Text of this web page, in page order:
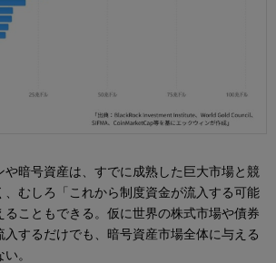
暗号資産は、すでに成熟した巨大市場と競
、むしろ「これから制度資金が流入する可能
こともできる。仮に世界の株式市場や債券
するだけでも、暗号資産市場全体に与える
。